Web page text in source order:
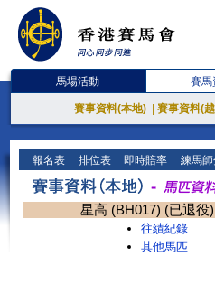
馬場活動 賽馬
賽事資料(本地) 賽事資料(
報名表 排位表 即時賠率 練馬
星高 (BH017) (已退役)
往績紀錄
其他馬匹